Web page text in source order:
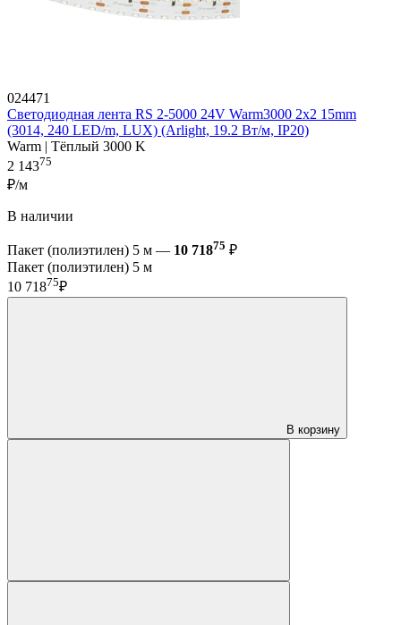
024471
Светодиодная лента RS 2-5000 24V Warm3000 2x2 15mm
(3014, 240 LED/m, LUX) (Arlight, 19.2 Вт/м, IP20)
Warm | Тёплый 3000 K
2 14375
₽/м
В наличии
Пакет (полиэтилен) 5 м — 10 71875 ₽
Пакет (полиэтилен) 5 м
10 71875₽
В корзину